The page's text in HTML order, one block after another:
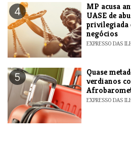
4
MP acusa
UASE de
privilegiada
negócios
EXPRESSO DAS
5
Quase
verdianos
EXPRESSO DAS